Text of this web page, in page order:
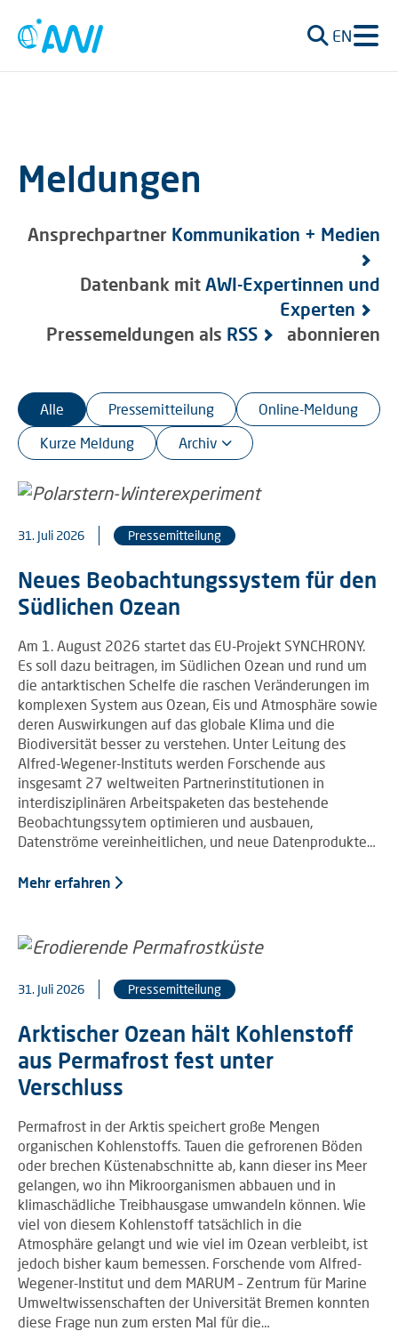
EN
Meldungen
Ansprechpartner Kommunikation + Medien
Datenbank mit AWI-Expertinnen und
Experten
Pressemeldungen als RSS abonnieren
Alle Pressemitteilung
Online-Meldung
Kurze Meldung
31. Juli 2026 Pressemitteilung
Neues Beobachtungssystem für den
Südlichen Ozean
Am 1. August 2026 startet das EU-Projekt SYNCHRONY.
Es soll dazu beitragen, im Südlichen Ozean und rund um
die antarktischen Schelfe die raschen Veränderungen im
komplexen System aus Ozean, Eis und Atmosphäre sowie
deren Auswirkungen auf das globale Klima und die
Biodiversität besser zu verstehen. Unter Leitung des
Alfred-Wegener-Instituts werden Forschende aus
insgesamt 27 weltweiten Partnerinstitutionen in
interdisziplinären Arbeitspaketen das bestehende
Beobachtungssytem optimieren und ausbauen,
Datenströme vereinheitlichen, und neue Datenprodukte…
Mehr erfahren
31. Juli 2026 Pressemitteilung
Arktischer Ozean hält Kohlenstoff
aus Permafrost fest unter
Verschluss
Permafrost in der Arktis speichert große Mengen
organischen Kohlenstoffs. Tauen die gefrorenen Böden
oder brechen Küstenabschnitte ab, kann dieser ins Meer
gelangen, wo ihn Mikroorganismen abbauen und in
klimaschädliche Treibhausgase umwandeln können. Wie
viel von diesem Kohlenstoff tatsächlich in die
Atmosphäre gelangt und wie viel im Ozean verbleibt, ist
jedoch bisher kaum bemessen. Forschende vom Alfred-
Wegener-Institut und dem MARUM – Zentrum für Marine
Umweltwissenschaften der Universität Bremen konnten
diese Frage nun zum ersten Mal für die…